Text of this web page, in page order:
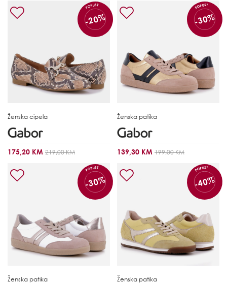
POPUST
-20%
Ženska cipela
175,20 KM 219,00 KM
POPUST
-30%
Ženska patika
139,30 KM 199,00 KM
POPUST
-30%
Ženska patika
POPUST
-40%
Ženska patika